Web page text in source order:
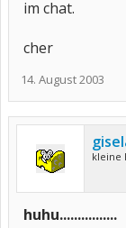
im chat.
cher
14. August 2003
kleine
huhu................